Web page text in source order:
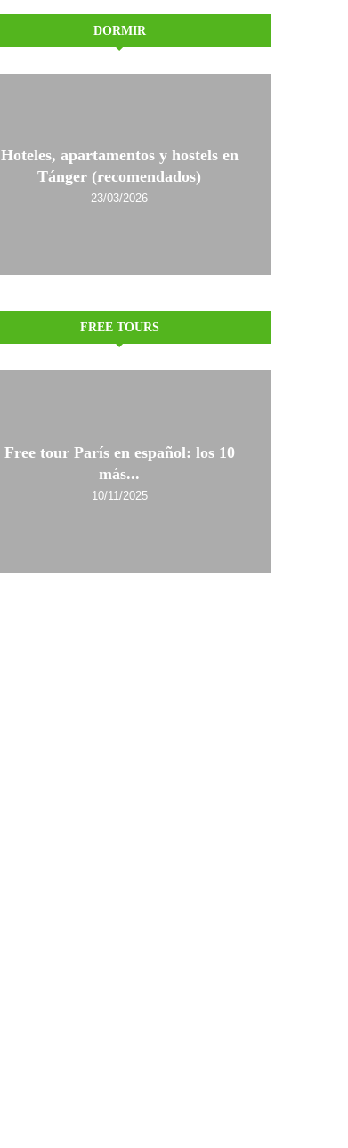
DORMIR
Hoteles, apartamentos y hostels en
Tánger (recomendados)
23/03/2026
FREE TOURS
Free tour París en español: los 10
más...
10/11/2025